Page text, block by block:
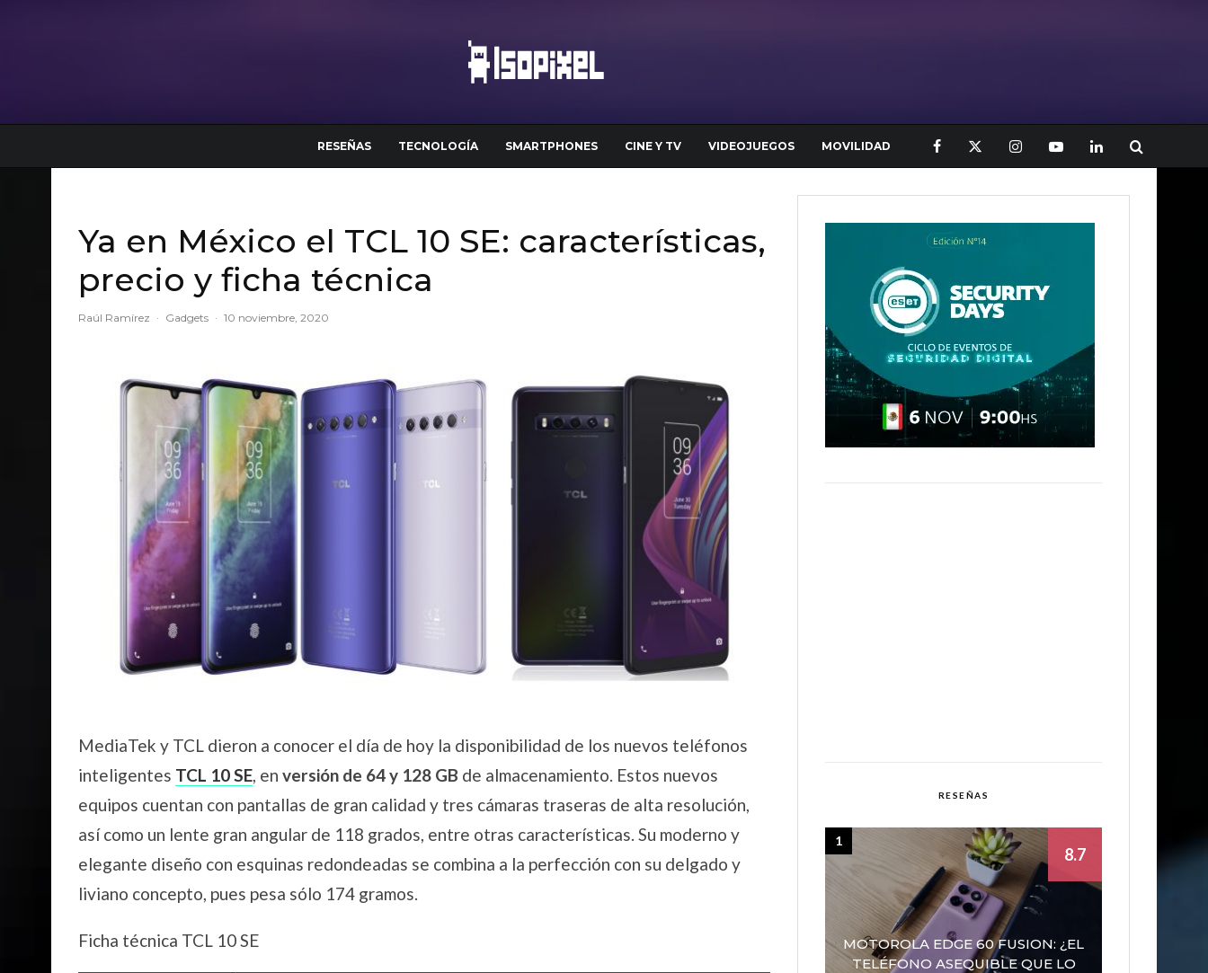
RESEÑAS TECNOLOGÍA SMARTPHONES CINE Y TV VIDEOJUEGOS MOVILIDAD
Ya en México el TCL 10 SE: características,
precio y ficha técnica
Raúl Ramírez · Gadgets · 10 noviembre, 2020
MediaTek y TCL dieron a conocer el día de hoy la disponibilidad de los nuevos teléfonos
inteligentes TCL 10 SE, en versión de 64 y 128 GB de almacenamiento. Estos nuevos
equipos cuentan con pantallas de gran calidad y tres cámaras traseras de alta resolución,
así como un lente gran angular de 118 grados, entre otras características. Su moderno y
elegante diseño con esquinas redondeadas se combina a la perfección con su delgado y
liviano concepto, pues pesa sólo 174 gramos.
Ficha técnica TCL 10 SE
RESEÑAS
MOTOROLA EDGE 60 FUSION: ¿EL
TELÉFONO ASEQUIBLE QUE LO
8.7
1